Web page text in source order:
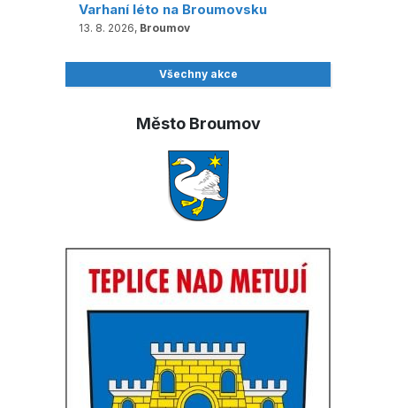
Varhaní léto na Broumovsku
13. 8. 2026, Broumov
Všechny akce
Město Broumov